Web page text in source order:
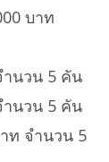
บาท
ำนวน 5 คัน
ำนวน 5 คัน
ท จำนวน 5